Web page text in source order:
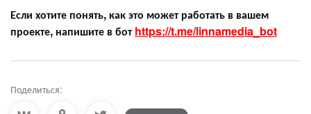
Если хотите понять, как это может работать в вашем
проекте, напишите в ботhttps://t.me/linnamedia_bot
Поделиться: